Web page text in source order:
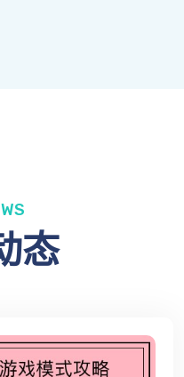
态